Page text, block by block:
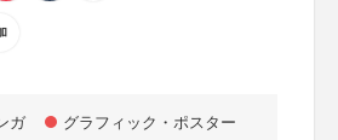
ガ グラフィック・ポスター